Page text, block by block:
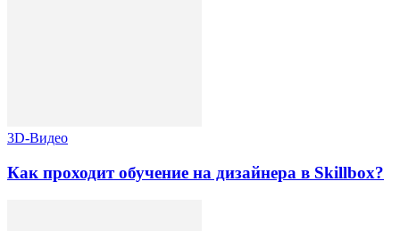
3D-Видео
Как проходит обучение на дизайнера в Skillbox?